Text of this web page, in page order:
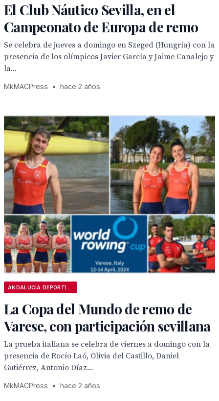
El Club Náutico Sevilla, en el
Campeonato de Europa de remo
Se celebra de jueves a domingo en Szeged (Hungría) con la
presencia de los olímpicos Javier García y Jaime Canalejo y
la...
MkMACPress • hace 2 años
La Copa del Mundo de remo de
Varese, con participación sevillana
La prueba italiana se celebra de viernes a domingo con la
presencia de Rocío Laó, Olivia del Castillo, Daniel
Gutiérrez, Antonio Díaz...
MkMACPress • hace 2 años